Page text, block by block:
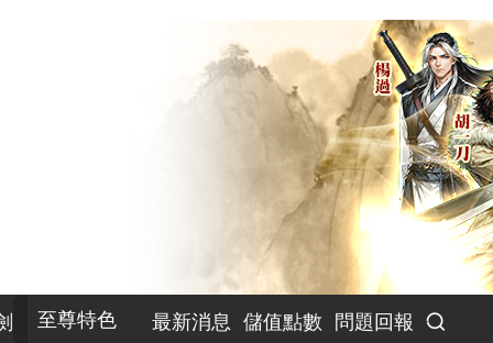
至尊特色 最新消息 儲值點數 問題回報